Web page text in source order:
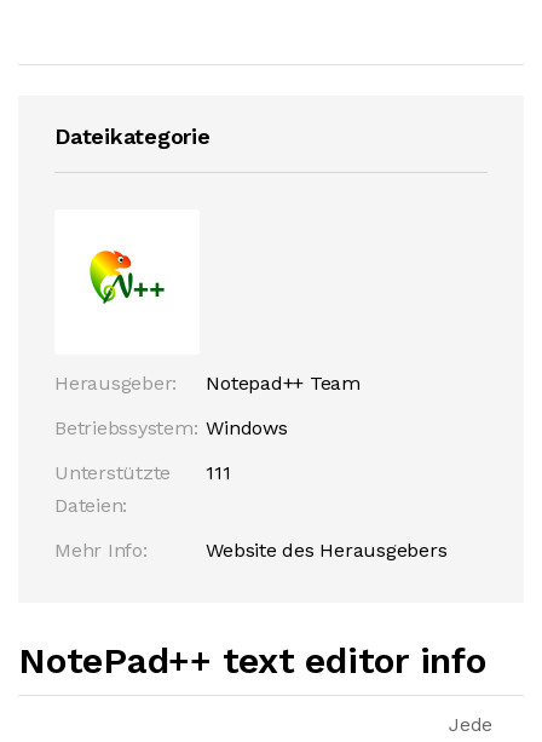
Dateikategorie
Herausgeber:
Notepad++ Team
Betriebssystem: Windows
Unterstützte
Dateien:
111
Mehr Info: Website des Herausgebers
NotePad++ text editor info
Jede